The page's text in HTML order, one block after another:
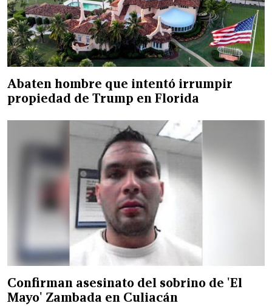
Abaten hombre que intentó irrumpir
propiedad de Trump en Florida
Confirman asesinato del sobrino de 'El
Mayo' Zambada en Culiacán